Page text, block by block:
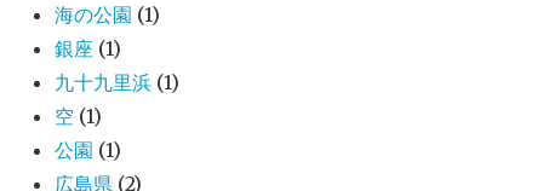
海の公園 (1)
銀座 (1)
九十九里浜 (1)
空 (1)
公園 (1)
広島県 (2)